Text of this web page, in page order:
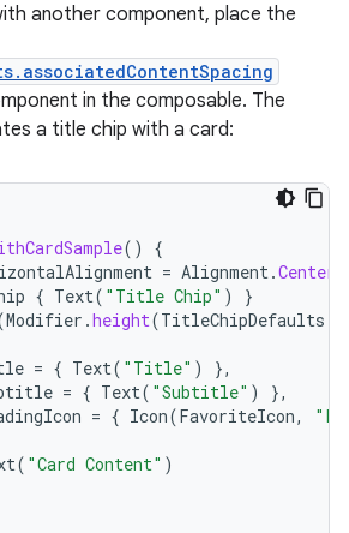
another component, place the
in the composable. The
a title chip with a card:
()
{
= Alignment .
{ Text( "Title Chip" )
}
Modifier .height(TitleChipDefaults
= { Text( "Title" )
},
= { Text( "Subtitle" )
},
= { Icon(FavoriteIcon,
( "Card Content" )